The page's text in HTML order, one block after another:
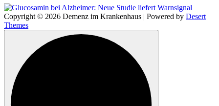
Copyright © 2026 Demenz im Krankenhaus | Powered by Desert
Themes